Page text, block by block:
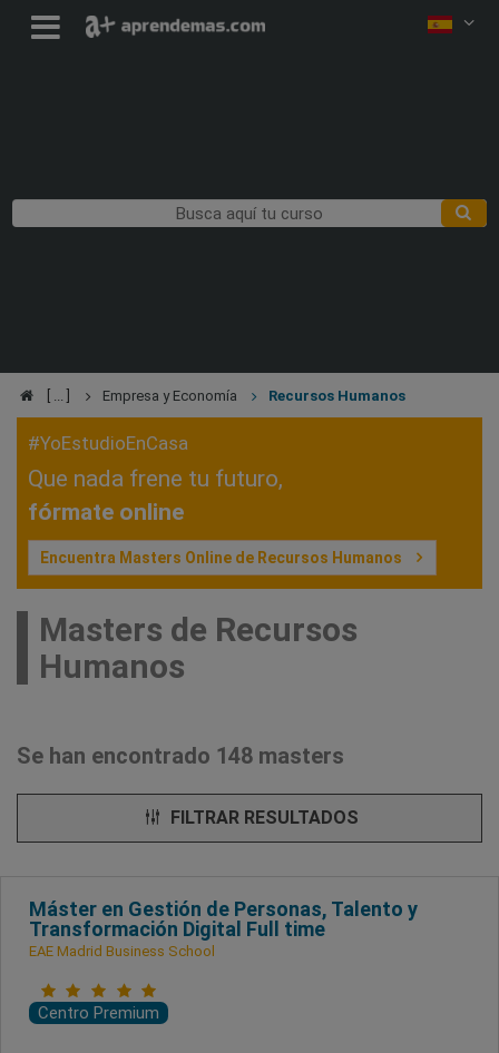
Empresa y Economía Recursos Humanos
#YoEstudioEnCasa
Que nada frene tu futuro,
fórmate online
Encuentra Masters Online de Recursos Humanos
Masters de Recursos
Humanos
Se han encontrado 148 masters
FILTRAR RESULTADOS
Máster en Gestión de Personas, Talento y
Transformación Digital Full time
EAE Madrid Business School
Centro Premium